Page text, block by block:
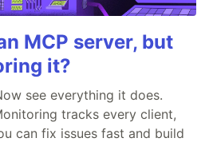
MCP server, but
it?
see everything it does.
tracks every client,
can fix issues fast and build